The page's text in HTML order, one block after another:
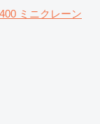
ミニクレーン